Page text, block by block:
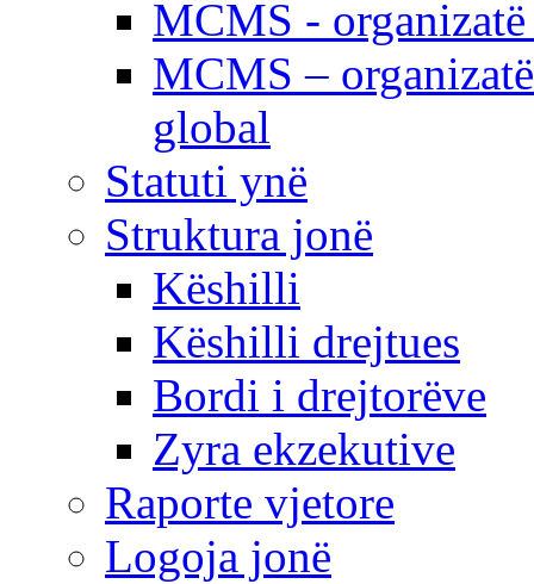
MCMS -
MCMS –
global
Statuti ynë
Struktura jonë
Këshilli
Këshilli drejtues
Bordi i drejtorëve
Zyra ekzekutive
Raporte vjetore
Logoja jonë